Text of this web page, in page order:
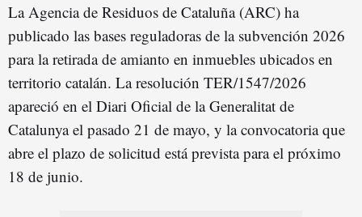
La Agencia de Residuos de Cataluña (ARC) ha
publicado las bases reguladoras de la subvención 2026
para la retirada de amianto en inmuebles ubicados en
territorio catalán. La resolución TER/1547/2026
apareció en el Diari Oficial de la Generalitat de
Catalunya el pasado 21 de mayo, y la convocatoria que
abre el plazo de solicitud está prevista para el próximo
18 de junio.